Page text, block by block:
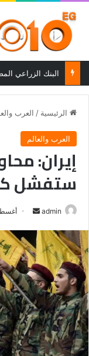
الرئيسية / العرب
العرب والعالم
إيران:
ستفشل
admin
أرسل
إلكترونيا
أغسطس